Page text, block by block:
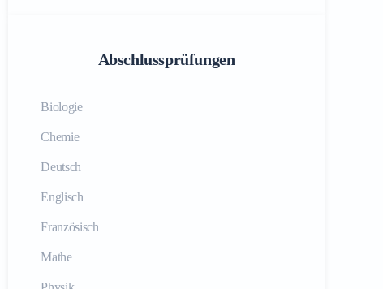
Abschlussprüfungen
Biologie
Chemie
Deutsch
Englisch
Französisch
Mathe